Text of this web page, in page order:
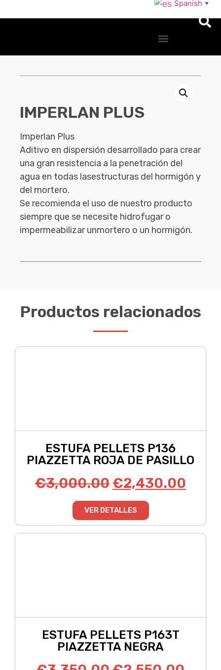
Spanish ▼
IMPERLAN PLUS
Imperlan Plus
Aditivo en dispersión desarrollado para crear
una gran resistencia a la penetración del
agua en todas lasestructuras del hormigón y
del mortero.
Se recomienda el uso de nuestro producto
siempre que se necesite hidrofugar o
impermeabilizar unmortero o un hormigón.
Productos relacionados
ESTUFA PELLETS P136
PIAZZETTA ROJA DE PASILLO
€3,000.00 €2,430.00
VER DETALLES
ESTUFA PELLETS P163T
PIAZZETTA NEGRA